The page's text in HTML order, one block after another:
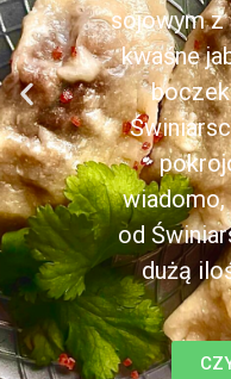
sojowym z
kwaśne
wiadomo,
od
dużą